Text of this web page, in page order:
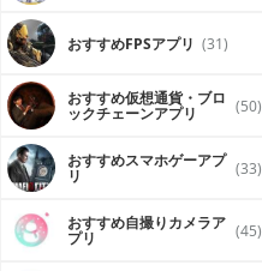
おすすめFPSアプリ (31)
おすすめ仮想通貨・ブロ
ックチェーンアプリ (50)
おすすめスマホゲーアプ
リ (33)
おすすめ自撮りカメラア
プリ (45)